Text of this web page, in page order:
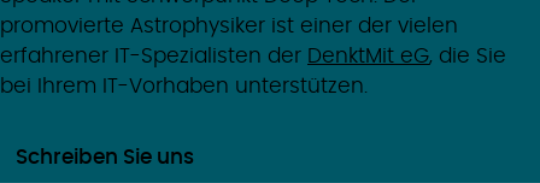
promovierte Astrophysiker ist einer der vielen
erfahrener IT-Spezialisten der DenktMit eG, die Sie
bei Ihrem IT-Vorhaben unterstützen.
Schreiben Sie uns